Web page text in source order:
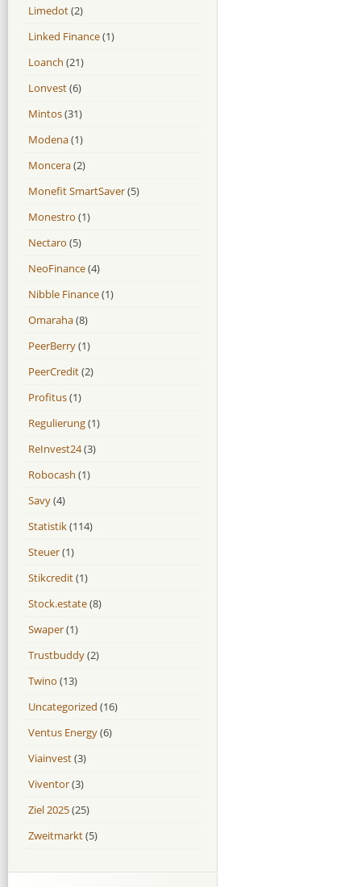
Limedot(2)
Linked Finance(1)
Loanch (21)
Lonvest(6)
Mintos(31)
Modena(1)
Moncera(2)
Monefit SmartSaver(5)
Monestro (1)
Nectaro (5)
NeoFinance(4)
Nibble Finance(1)
Omaraha(8)
PeerBerry(1)
PeerCredit(2)
Profitus(1)
Regulierung(1)
ReInvest24(3)
Robocash (1)
Savy(4)
Statistik(114)
Steuer(1)
Stikcredit(1)
Stock.estate(8)
Swaper(1)
Trustbuddy(2)
Twino (13)
Uncategorized (16)
Ventus Energy(6)
Viainvest(3)
Viventor(3)
Ziel 2025(25)
Zweitmarkt(5)